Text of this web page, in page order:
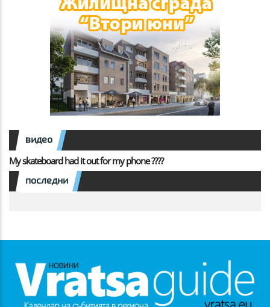
видео
My skateboard had it out for my phone ????
последни